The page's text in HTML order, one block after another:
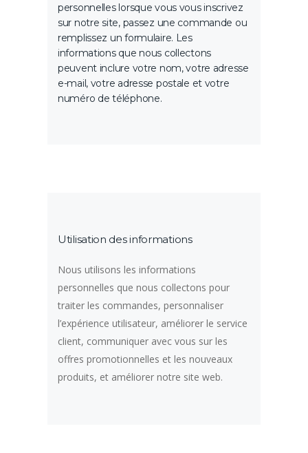
personnelles lorsque vous vous inscrivez
sur notre site, passez une commande ou
remplissez un formulaire. Les
informations que nous collectons
peuvent inclure votre nom, votre adresse
e-mail, votre adresse postale et votre
numéro de téléphone.
Utilisation des informations
Nous utilisons les informations
personnelles que nous collectons pour
traiter les commandes, personnaliser
l’expérience utilisateur, améliorer le service
client, communiquer avec vous sur les
offres promotionnelles et les nouveaux
produits, et améliorer notre site web.